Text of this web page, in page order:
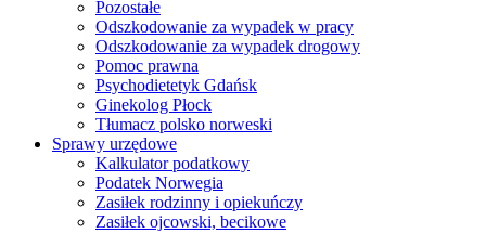
Pozostałe
Odszkodowanie za wypadek w pracy
Odszkodowanie za wypadek drogowy
Pomoc prawna
Psychodietetyk Gdańsk
Ginekolog Płock
Tłumacz polsko norweski
Sprawy urzędowe
Kalkulator podatkowy
Podatek Norwegia
Zasiłek rodzinny i opiekuńczy
Zasiłek ojcowski, becikowe